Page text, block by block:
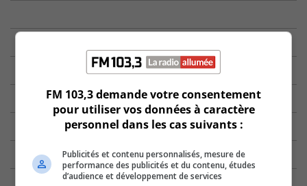
FM 103,3 demande votre consentement
pour utiliser vos données à caractère
personnel dans les cas suivants :
Publicités et contenu personnalisés, mesure de
performance des publicités et du contenu, études
d’audience et développement de services